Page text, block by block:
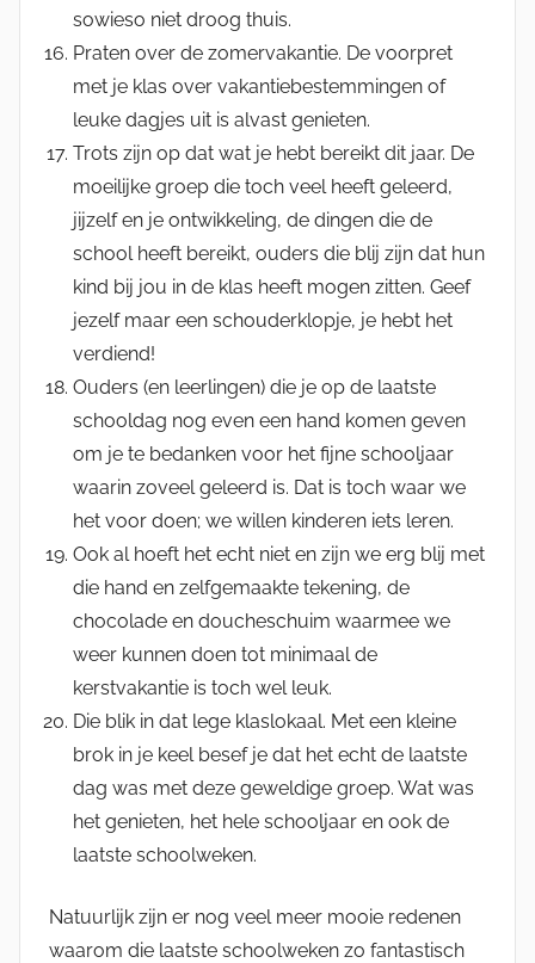
sowieso niet droog thuis.
Praten over de zomervakantie. De voorpret
met je klas over vakantiebestemmingen of
leuke dagjes uit is alvast genieten.
Trots zijn op dat wat je hebt bereikt dit jaar. De
moeilijke groep die toch veel heeft geleerd,
jijzelf en je ontwikkeling, de dingen die de
school heeft bereikt, ouders die blij zijn dat hun
kind bij jou in de klas heeft mogen zitten. Geef
jezelf maar een schouderklopje, je hebt het
verdiend!
Ouders (en leerlingen) die je op de laatste
schooldag nog even een hand komen geven
om je te bedanken voor het fijne schooljaar
waarin zoveel geleerd is. Dat is toch waar we
het voor doen; we willen kinderen iets leren.
Ook al hoeft het echt niet en zijn we erg blij met
die hand en zelfgemaakte tekening, de
chocolade en doucheschuim waarmee we
weer kunnen doen tot minimaal de
kerstvakantie is toch wel leuk.
Die blik in dat lege klaslokaal. Met een kleine
brok in je keel besef je dat het echt de laatste
dag was met deze geweldige groep. Wat was
het genieten, het hele schooljaar en ook de
laatste schoolweken.
Natuurlijk zijn er nog veel meer mooie redenen
waarom die laatste schoolweken zo fantastisch